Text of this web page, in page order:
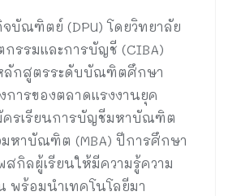
บัณฑิตย์ (DPU) โดยวิทยาลัย
รรมและการบัญชี (CIBA)
กสูตรระดับบัณฑิตศึกษา
ารของตลาดแรงงานยุค
รเรียนการบัญชีมหาบัณฑิต
หาบัณฑิต (MBA) ปีการศึกษา
สกิลผู้เรียนให้มีความรู้ความ
พร้อมนำเทคโนโลยีมา